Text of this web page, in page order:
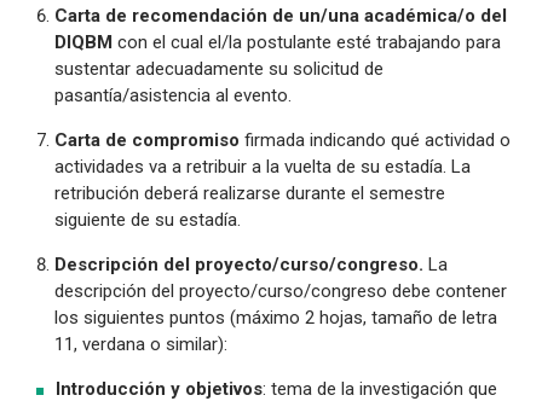
Carta de recomendación de un/una académica/o del
DIQBM con el cual el/la postulante esté trabajando para
sustentar adecuadamente su solicitud de
pasantía/asistencia al evento.
Carta de compromiso firmada indicando qué actividad o
actividades va a retribuir a la vuelta de su estadía. La
retribución deberá realizarse durante el semestre
siguiente de su estadía.
Descripción del proyecto/curso/congreso. La
descripción del proyecto/curso/congreso debe contener
los siguientes puntos (máximo 2 hojas, tamaño de letra
11, verdana o similar):
Introducción y objetivos: tema de la investigación que